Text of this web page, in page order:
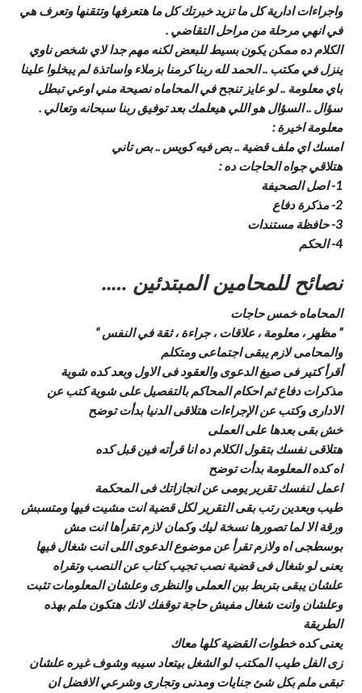
واجراءات ادارية كل ما تزيد خبرتك كل ما هتعرفها وتتقنها وتعرف هي
في انهي مرحلة من مراحل التقاضي .
الكلام ده ممكن يكون بسيط للبعض لكنه مهم جدا لاي شخص ناوي
ينزل في مكتب .. الحمد لله ربنا كرمنا بزملاء واساتذة لم يبخلوا علينا
باي معلومة .. لو عايز تنجح في المحاماه نصيحة مني اوعي تبطل
سؤال .. السؤال هو اللي هيعلمك بعد توفيق ربنا سبحانه وتعالي .
معلومة اخيرة :
امسك اي ملف قضية .. بص فيه كويس .. بص تاني
هتلاقي جواه الحاجات ده :
1- اصل الصحيفة
2- مذكرة دفاع
3- حافظة مستندات
4- الحكم
نصائح للمحامين المبتدئين …..
المحاماه خمس حاجات
” مظهر ، معلومة ، علاقات ، جراءة ، ثقة في النفس “
والمحامى لازم يبقى اجتماعى ومتكلم
أقرأ كتير فى صيغ الدعوى والعقود فى الاول وبعد كده شوية
مذكرات دفاع ثم احكام المحاكم بالتفصيل على شوية كتب عن
الادارى وكتب عن الإجراءات هتلاقى الدنيا بدأت توضح
خش بقى بعدها على العملى
هتلاقى نفسك بتقول الكلام ده انا قرأته فين قبل كده
اه كده المعلومة بدأت توضح
اعمل لنفسك تقرير يومى عن انجازاتك فى المحكمة
طيب وبعدين رتب بقى التقرير لكل قضية انت مشيت فيها ومتسبش
ورقة الا لما تصورها نسخة ليك وكمان لازم تقرأها انت مش
بوسطجى اه ولازم تقرأ عن موضوع الدعوى اللى انت شغال فيها
يعنى لو شغال فى قضية نصب تجيب كتاب عن النصب وتقراه
علشان يبقى بتربط بين العملى والنظرى وعلشان المعلومات تثبت
وعلشان وانت شغال مفيش حاجة توقفك لانك هتكون ملم بهذه
الطريقة
يعنى كده خطوات القضية كلها معاك
زى الفل طيب المكتب لو الشغل بيتعاد سيبه وشوف غيره علشان
تبقى ملم بكل شئ جنايات ومدنى وتجارى وشرعي الافضل ان